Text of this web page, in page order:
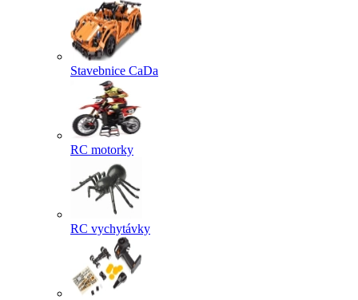
Stavebnice CaDa
RC motorky
RC vychytávky